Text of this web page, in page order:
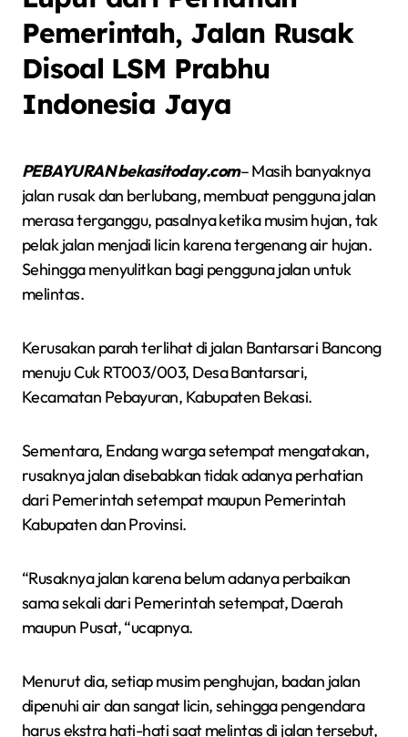
Pemerintah, Jalan Rusak
Disoal LSM Prabhu
Indonesia Jaya
PEBAYURAN bekasitoday.com– Masih banyaknya
jalan rusak dan berlubang, membuat pengguna jalan
merasa terganggu, pasalnya ketika musim hujan, tak
pelak jalan menjadi licin karena tergenang air hujan.
Sehingga menyulitkan bagi pengguna jalan untuk
melintas.
Kerusakan parah terlihat di jalan Bantarsari Bancong
menuju Cuk RT003/003, Desa Bantarsari,
Kecamatan Pebayuran, Kabupaten Bekasi.
Sementara, Endang warga setempat mengatakan,
rusaknya jalan disebabkan tidak adanya perhatian
dari Pemerintah setempat maupun Pemerintah
Kabupaten dan Provinsi.
“Rusaknya jalan karena belum adanya perbaikan
sama sekali dari Pemerintah setempat, Daerah
maupun Pusat, “ucapnya.
Menurut dia, setiap musim penghujan, badan jalan
dipenuhi air dan sangat licin, sehingga pengendara
harus ekstra hati-hati saat melintas di jalan tersebut,